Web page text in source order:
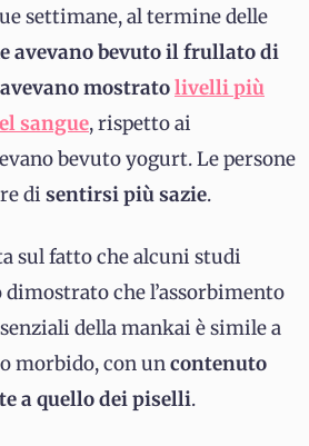
settimane, al termine delle
avevano bevuto il frullato di
mostratolivelli più
sangue, rispetto ai
bevuto yogurt. Le persone
di sentirsi più sazie.
sul fatto che alcuni studi
che l’assorbimento
della mankai è simile a
morbido, con uncontenuto
a quello dei piselli.